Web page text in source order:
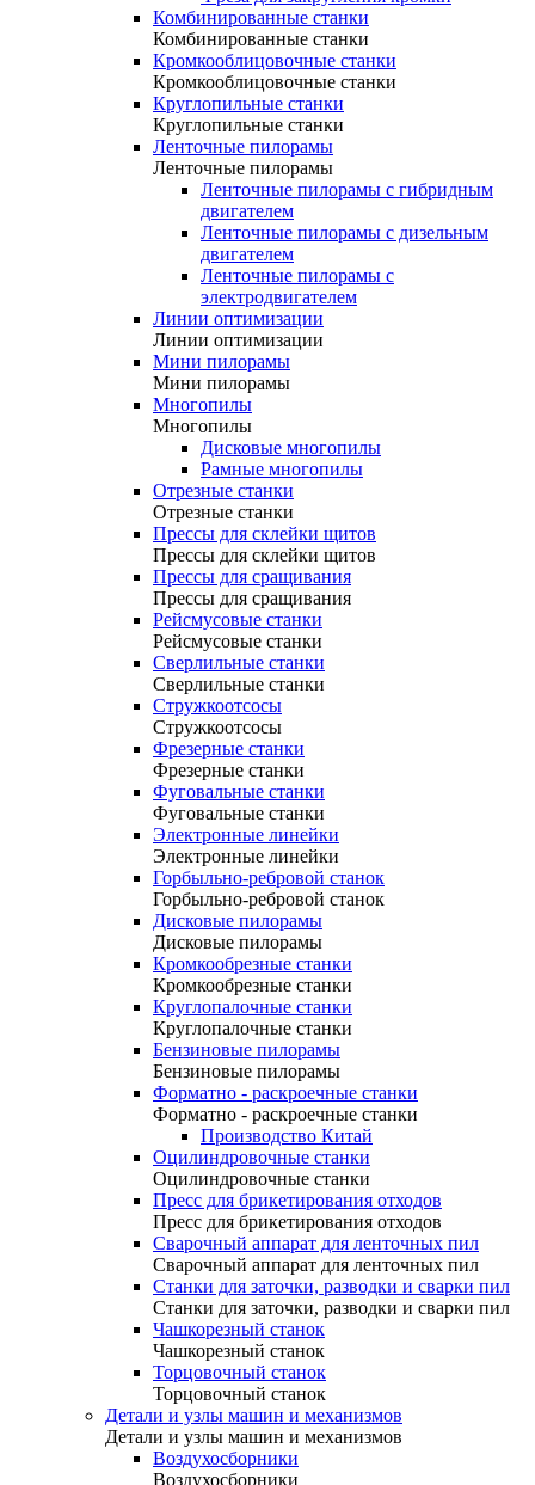
Комбинированные станки
Комбинированные станки
Кромкооблицовочные станки
Кромкооблицовочные станки
Круглопильные станки
Круглопильные станки
Ленточные пилорамы
Ленточные пилорамы
Ленточные пилорамы с гибридным
двигателем
Ленточные пилорамы с дизельным
двигателем
Ленточные пилорамы с
электродвигателем
Линии оптимизации
Линии оптимизации
Мини пилорамы
Мини пилорамы
Многопилы
Многопилы
Дисковые многопилы
Рамные многопилы
Отрезные станки
Отрезные станки
Прессы для склейки щитов
Прессы для склейки щитов
Прессы для сращивания
Прессы для сращивания
Рейсмусовые станки
Рейсмусовые станки
Сверлильные станки
Сверлильные станки
Стружкоотсосы
Стружкоотсосы
Фрезерные станки
Фрезерные станки
Фуговальные станки
Фуговальные станки
Электронные линейки
Электронные линейки
Горбыльно-ребровой станок
Горбыльно-ребровой станок
Дисковые пилорамы
Дисковые пилорамы
Кромкообрезные станки
Кромкообрезные станки
Круглопалочные станки
Круглопалочные станки
Бензиновые пилорамы
Бензиновые пилорамы
Форматно - раскроечные станки
Форматно - раскроечные станки
Производство Китай
Оцилиндровочные станки
Оцилиндровочные станки
Пресс для брикетирования отходов
Пресс для брикетирования отходов
Сварочный аппарат для ленточных пил
Сварочный аппарат для ленточных пил
Станки для заточки, разводки и сварки пил
Станки для заточки, разводки и сварки пил
Чашкорезный станок
Чашкорезный станок
Торцовочный станок
Торцовочный станок
Детали и узлы машин и механизмов
Детали и узлы машин и механизмов
Воздухосборники
Воздухосборники